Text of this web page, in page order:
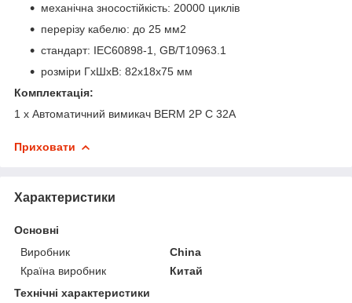
механічна зносостійкість: 20000 циклів
перерізу кабелю: до 25 мм2
стандарт: IEC60898-1, GB/T10963.1
розміри ГхШхВ: 82x18x75 мм​
Комплектація:
1 x Автоматичний вимикач BERM 2Р C 32А
Приховати
Характеристики
Основні
Виробник
China
Країна виробник
Китай
Технічні характеристики